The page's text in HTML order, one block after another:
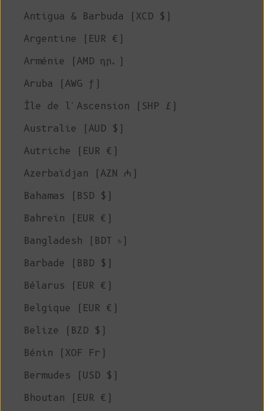
Antigua & Barbuda (XCD $)
Argentine (EUR €)
Arménie (AMD դր.)
Aruba (AWG ƒ)
Île de l'Ascension (SHP £)
Australie (AUD $)
Autriche (EUR €)
Azerbaïdjan (AZN ₼)
Bahamas (BSD $)
Bahreïn (EUR €)
Bangladesh (BDT ৳)
Barbade (BBD $)
Bélarus (EUR €)
Belgique (EUR €)
Belize (BZD $)
Bénin (XOF Fr)
Bermudes (USD $)
Bhoutan (EUR €)